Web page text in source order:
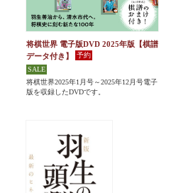
将棋世界 電子版DVD 2025年版【棋譜
データ付き】
将棋世界2025年1月号～2025年12月号電子
版を収録したDVDです。